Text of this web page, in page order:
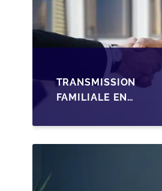
TRANSMISSION
FAMILIALE EN
STRUCTURER LA
CESSION DES PARTS